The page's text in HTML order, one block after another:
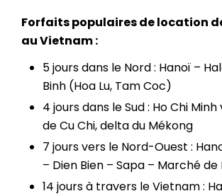
Forfaits populaires de location
au Vietnam :
5 jours dans le Nord : Hanoï –
Binh (Hoa Lu, Tam Coc)
4 jours dans le Sud : Ho Chi
de Cu Chi, delta du Mékong
7 jours vers le Nord-Ouest :
– Dien Bien – Sapa – Marché de
14 jours à travers le Vietnam :